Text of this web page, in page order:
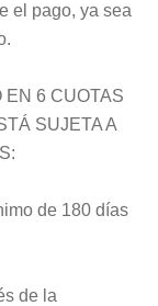
el pago, ya sea
EN 6 CUOTAS
SUJETA A
de 180 días
de la